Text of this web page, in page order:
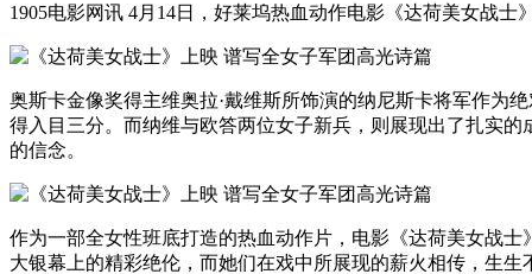
1905电影网讯 4月14日，好莱坞热血动作电影《达荷美女战
奥斯卡金像奖得主维奥拉·戴维斯所饰演的纳尼斯卡将军作为
得入目三分。而纳维与欧答两位女子新兵，则展现出了扎实
的信念。
作为一部全女性班底打造的热血动作片，电影《达荷美女战
大银幕上的精彩绝伦，而她们在戏中所展现的薪火相传，生生